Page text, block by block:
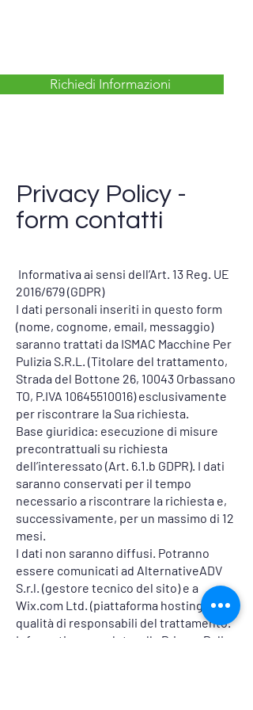
Richiedi Informazioni
Privacy Policy -
form contatti
Informativa ai sensi dell’Art. 13 Reg. UE
2016/679 (GDPR)
I dati personali inseriti in questo form
(nome, cognome, email, messaggio)
saranno trattati da ISMAC Macchine Per
Pulizia S.R.L. (Titolare del trattamento,
Strada del Bottone 26, 10043 Orbassano
TO, P.IVA 10645510016)esclusivamente
per riscontrare la Sua richiesta.
Base giuridica: esecuzione di misure
precontrattuali su richiesta
dell’interessato (Art. 6.1.b GDPR). I dati
saranno conservati per il tempo
necessario a riscontrare la richiesta e,
successivamente, per un massimo di 12
mesi.
I dati non saranno diffusi. Potranno
essere comunicati ad AlternativeADV
S.r.l. (gestore tecnico del sito) e a
Wix.com Ltd. (piattaforma hosting) in
qualità di responsabili del trattamento.
Informativa completa:
alla Privacy Policy